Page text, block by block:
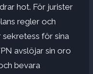
hot. För jurister
regler och
sekretess för sina
avslöjar sin oro
bevara